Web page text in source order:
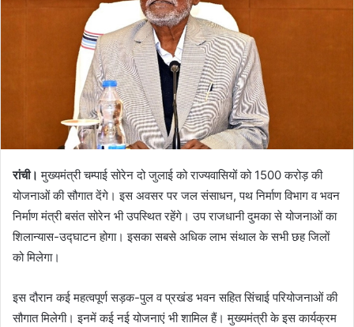
रांची। मुख्यमंत्री चम्पाई सोरेन दो जुलाई को राज्यवासियों को 1500 करोड़ की
योजनाओं की सौगात देंगे। इस अवसर पर जल संसाधन, पथ निर्माण विभाग व भवन
निर्माण मंत्री बसंत सोरेन भी उपस्थित रहेंगे। उप राजधानी दुमका से योजनाओं का
शिलान्यास-उद्घाटन होगा। इसका सबसे अधिक लाभ संथाल के सभी छह जिलों
को मिलेगा।
इस दौरान कई महत्वपूर्ण सड़क-पुल व प्रखंड भवन सहित सिंचाई परियोजनाओं की
सौगात मिलेगी। इनमें कई नई योजनाएं भी शामिल हैं। मुख्यमंत्री के इस कार्यक्रम